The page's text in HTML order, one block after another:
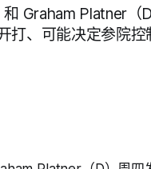
Graham Platner（D
、可能决定参院控